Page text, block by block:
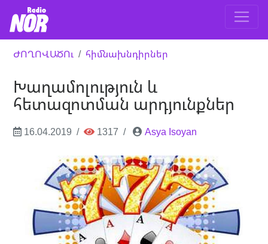
ԺՈՂՈՎԱԾՈւ հիմնախնդիրներ
Խաղամոլություն և
հետազոտման արդյունքներ
16.04.2019 1317 Asya Isoyan